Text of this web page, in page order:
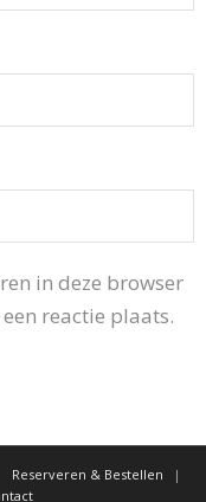
in deze browser
reactie plaats.
Reserveren & Bestellen